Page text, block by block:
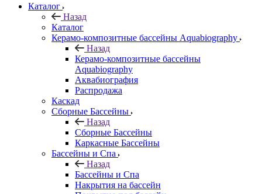
Каталог
Назад
Каталог
Керамо-композитные бассейны Aquabiography
Назад
Керамо-композитные бассейны
Aquabiography
Аквабиография
Распродажа
Каскад
Сборные Бассейны
Назад
Сборные Бассейны
Каркасные Бассейны
Бассейны и Спа
Назад
Бассейны и Спа
Накрытия на бассейн